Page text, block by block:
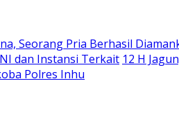
Seorang Pria Berhasil
dan Instansi Terkait 12 H
Polres Inhu